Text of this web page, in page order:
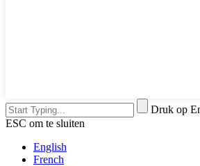
Druk op
ESC om te sluiten
English
French